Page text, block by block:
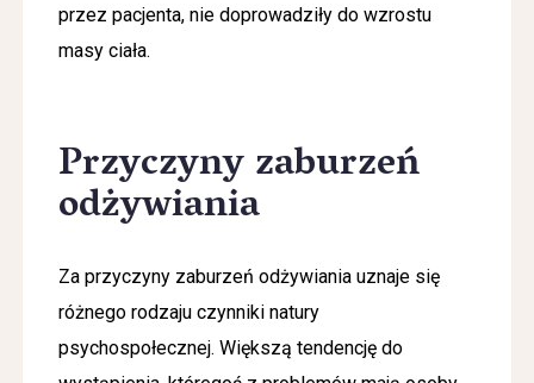
przez pacjenta, nie doprowadziły do wzrostu
masy ciała.
Przyczyny zaburzeń
odżywiania
Za przyczyny zaburzeń odżywiania uznaje się
różnego rodzaju czynniki natury
psychospołecznej. Większą tendencję do